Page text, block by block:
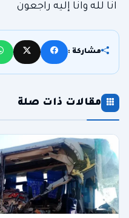
انا لله وانا إليه راجعون
مشاركة :
مقالات ذات صلة